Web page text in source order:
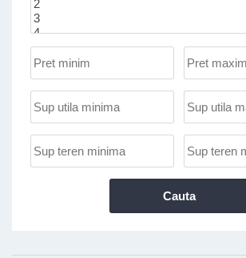
Minim:
Maxim:
utila:
utila:
teren:
teren: